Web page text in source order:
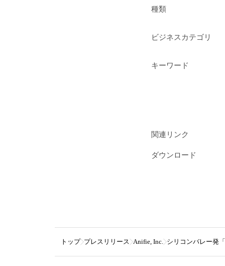
種類
ビジネスカテゴリ
キーワード
関連リンク
ダウンロード
トップ プレスリリース Anifie, Inc. シリコンバレー発